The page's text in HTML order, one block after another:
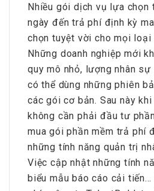
Nhiều gói dịch vụ lựa chọn
ngày đến trả phí định kỳ
chọn tuyệt vời cho mọi loại
Những doanh nghiệp mới
quy mô nhỏ, lượng nhân
có thể dùng những phiên
các gói cơ bản. Sau này
không cần phải đầu tư
mua gói phần mềm trả phí
những tính năng quản trị
Việc cập nhật những tính
biểu mẫu báo cáo cải tiến…